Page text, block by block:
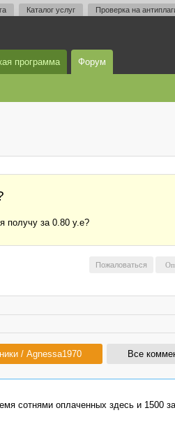
Каталог услуг Проверка на
программа Форум
получу за 0.80 у.е?
Пожаловаться
/ Agnessa1970 Все
сотнями оплаченных здесь и 1500